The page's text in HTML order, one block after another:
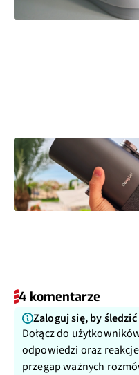
4 komentarze
Zaloguj się, by
Dołącz do
odpowiedzi oraz
przegap ważnych